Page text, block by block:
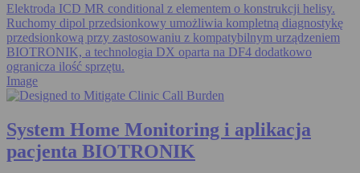
Elektroda ICD MR conditional z elementem o konstrukcji helisy.
Ruchomy dipol przedsionkowy umożliwia kompletną diagnostykę
przedsionkową przy zastosowaniu z kompatybilnym urządzeniem
BIOTRONIK, a technologia DX oparta na DF4 dodatkowo
ogranicza ilość sprzętu.
Image
System Home Monitoring i aplikacja
pacjenta BIOTRONIK